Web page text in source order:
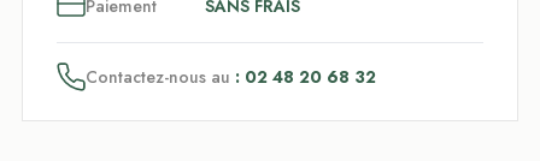
Paiement SANS FRAIS
Contactez-nous au : 02 48 20 68 32